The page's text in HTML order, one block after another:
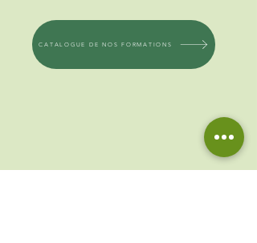
CATALOGUE DE NOS FORMATIONS